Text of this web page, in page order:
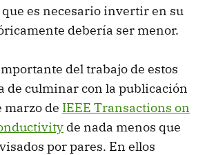
es necesario invertir en su
debería ser menor.
del trabajo de estos
de culminar con la publicación
marzo de IEEE Transactions on
de nada menos que
por pares. En ellos